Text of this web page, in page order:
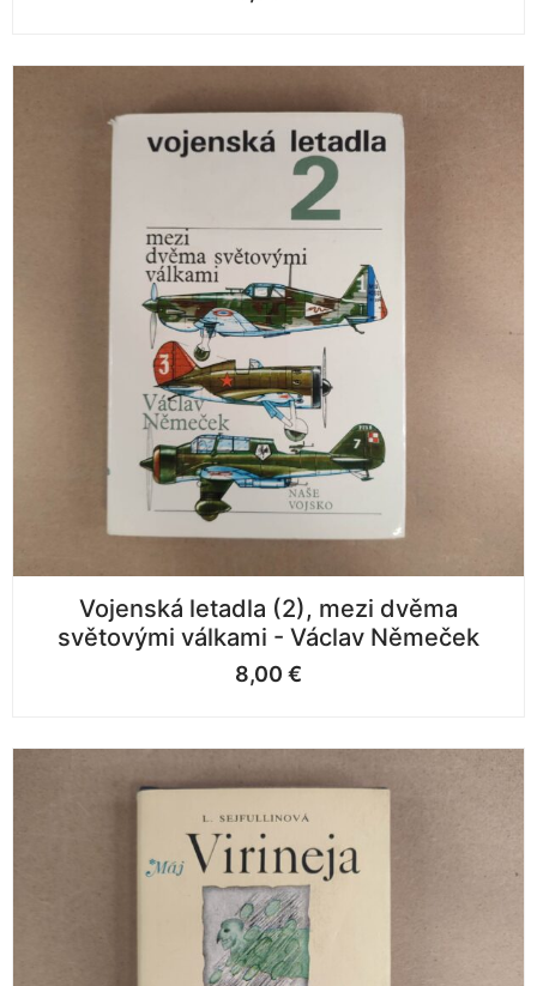
Vojenská letadla (2), mezi dvěma
světovými válkami - Václav Němeček
8,00 €